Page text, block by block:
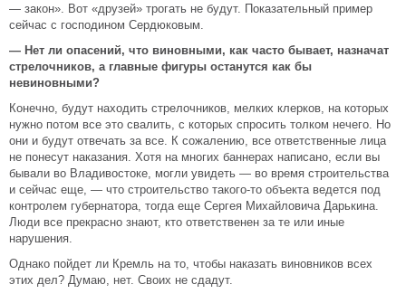
— закон». Вот «друзей» трогать не будут. Показательный пример
сейчас с господином Сердюковым.
— Нет ли опасений, что виновными, как часто бывает, назначат
стрелочников, а главные фигуры останутся как бы
невиновными?
Конечно, будут находить стрелочников, мелких клерков, на которых
нужно потом все это свалить, с которых спросить толком нечего. Но
они и будут отвечать за все. К сожалению, все ответственные лица
не понесут наказания. Хотя на многих баннерах написано, если вы
бывали во Владивостоке, могли увидеть — во время строительства
и сейчас еще, — что строительство такого-то объекта ведется под
контролем губернатора, тогда еще Сергея Михайловича Дарькина.
Люди все прекрасно знают, кто ответственен за те или иные
нарушения.
Однако пойдет ли Кремль на то, чтобы наказать виновников всех
этих дел? Думаю, нет. Своих не сдадут.